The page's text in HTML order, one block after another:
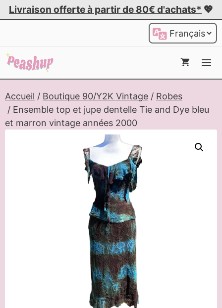
Aller
au
Livraison offerte à partir de 80€ d'achats* 💖
Choisir
une
langue
Accueil / Boutique 90/Y2K Vintage / Robes
/ Ensemble top et jupe dentelle Tie and Dye bleu
et marron vintage années 2000